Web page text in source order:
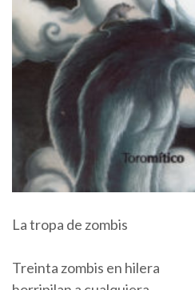
La tropa de zombis
Treinta zombis en hilera